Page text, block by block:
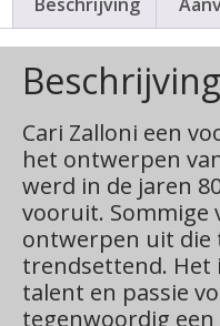
Beschrijving
Cari Zalloni een
het ontwerpen
werd in de jaren
vooruit. Sommige
ontwerpen uit die
trendsettend. Het
talent en passie
tegenwoordig